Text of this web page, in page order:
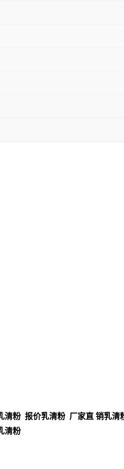
粉 报价乳清粉 厂家直 销乳
清粉